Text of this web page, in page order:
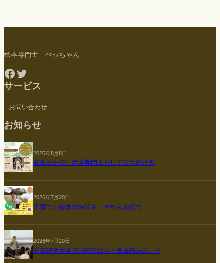
絵本専門士 べっちゃん
Facebook
Twitter
サービス
お問い合わせ
お知らせ
2026年8月8日
変化の中で、絵本専門士として立ち続ける
2026年7月20日
子育てと絵本の時間を、今年も地元で
2026年7月20日
育英短期大学での認定絵本士養成講座のこと